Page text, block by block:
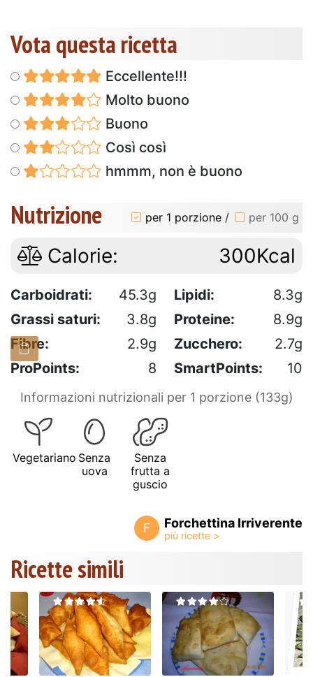
Vota questa ricetta
Eccellente!!!
Molto buono
Buono
Così così
hmmm, non è buono
Nutrizione per 1 porzione / per 100 g
Calorie: 300Kcal
Carboidrati: 45.3g Lipidi:
8.3g
Grassi saturi:
3.8g Proteine:
8.9g
Fibre:
2.9g Zucchero:
2.7g
ProPoints:
8 SmartPoints: 10
Informazioni nutrizionali per 1 porzione (133g)
Vegetariano Senza
uova
Senza
frutta a
guscio
F Forchettina Irriverente
Ricette simili